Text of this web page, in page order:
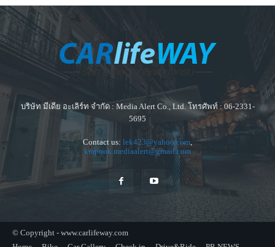
บริษัท มีเดีย อะเลิร์ท จำกัด : Media Alert Co., Ltd. โทรศัพท์ : 06-2331-
5695
Contact us: lek423@yahoo.com
krapook.mediaalert@gmail.com
© Copyright - www.carlifeway.com